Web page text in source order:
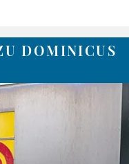
DOMINICUS